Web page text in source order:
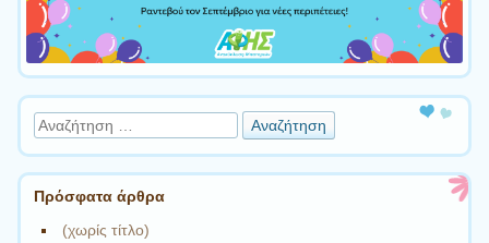
Αναζήτηση
Πρόσφατα άρθρα
(χωρίς τίτλο)